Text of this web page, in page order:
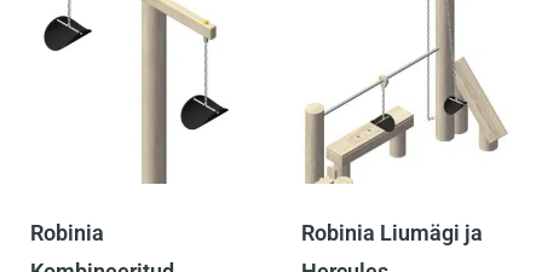
Robinia
Robinia Liumägi ja